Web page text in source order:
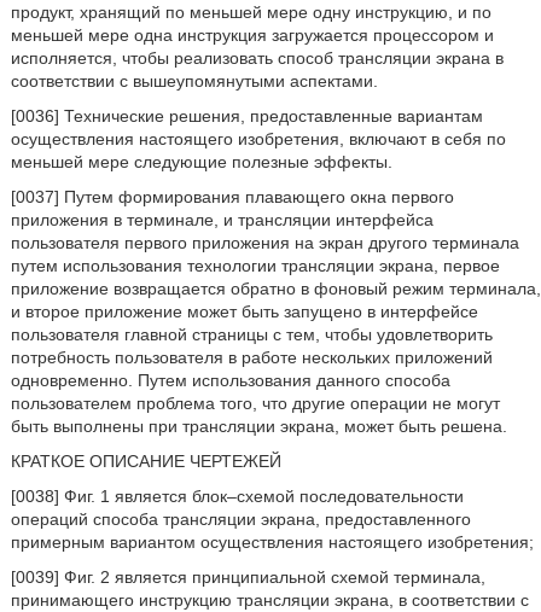
продукт, хранящий по меньшей мере одну инструкцию, и по
меньшей мере одна инструкция загружается процессором и
исполняется, чтобы реализовать способ трансляции экрана в
соответствии с вышеупомянутыми аспектами.
[0036] Технические решения, предоставленные вариантам
осуществления настоящего изобретения, включают в себя по
меньшей мере следующие полезные эффекты.
[0037] Путем формирования плавающего окна первого
приложения в терминале, и трансляции интерфейса
пользователя первого приложения на экран другого терминала
путем использования технологии трансляции экрана, первое
приложение возвращается обратно в фоновый режим терминала,
и второе приложение может быть запущено в интерфейсе
пользователя главной страницы с тем, чтобы удовлетворить
потребность пользователя в работе нескольких приложений
одновременно. Путем использования данного способа
пользователем проблема того, что другие операции не могут
быть выполнены при трансляции экрана, может быть решена.
КРАТКОЕ ОПИСАНИЕ ЧЕРТЕЖЕЙ
[0038] Фиг. 1 является блок–схемой последовательности
операций способа трансляции экрана, предоставленного
примерным вариантом осуществления настоящего изобретения;
[0039] Фиг. 2 является принципиальной схемой терминала,
принимающего инструкцию трансляции экрана, в соответствии с